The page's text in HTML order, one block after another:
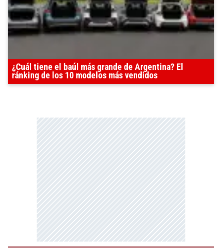
¿Cuál tiene el baúl más grande de Argentina? El
ránking de los 10 modelos más vendidos